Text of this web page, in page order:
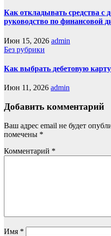
Как откладывать средства с
руководство по финансовой
Июн 15, 2026 admin
Без рубрики
Как выбрать дебетовую
Июн 11, 2026 admin
Добавить комментарий
Ваш адрес email не будет
помечены *
Комментарий *
Имя *